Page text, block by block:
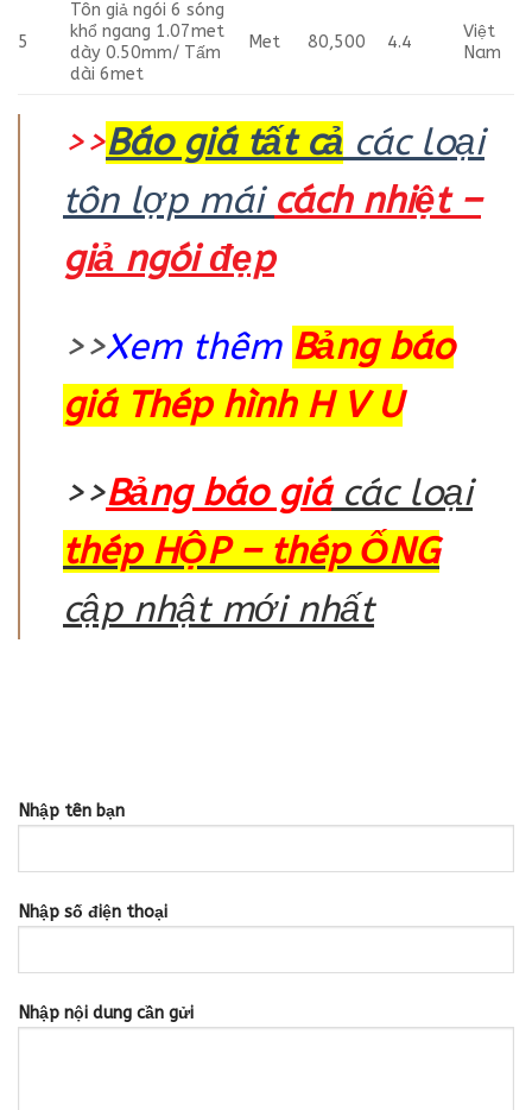
5
Tôn giả ngói 6 sóng
khổ ngang 1.07met
dày 0.50mm/ Tấm
dài 6met
Met 80,500 4.4
Việt
Nam
>>Báo giá tất cả các loại
tôn lợp mái cách nhiệt –
giả ngói đẹp
>>Xem thêm Bảng báo
giá Thép hình H V U
>>Bảng báo giácác loại
thép HỘP – thép ỐNG
cập nhật mới nhất
Nhập tên bạn
Nhập số điện thoại
Nhập nội dung cần gửi